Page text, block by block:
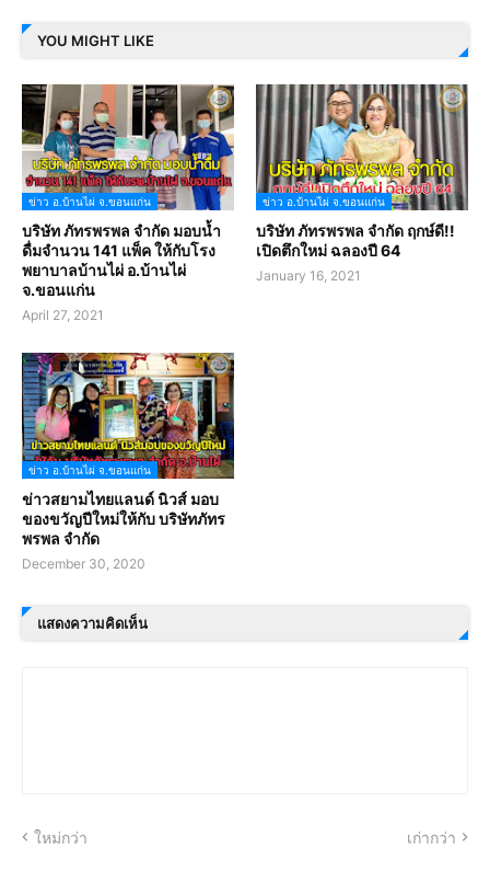
YOU MIGHT LIKE
ข่าว อ.บ้านไผ่ จ.ขอนแก่น
บริษัท ภัทรพรพล จำกัด มอบน้ำ
ดื่มจำนวน 141 แพ็ค ให้กับโรง
พยาบาลบ้านไผ่ อ.บ้านไผ่
จ.ขอนแก่น
April 27, 2021
ข่าว อ.บ้านไผ่ จ.ขอนแก่น
บริษัท ภัทรพรพล จำกัด ฤกษ์ดี!!
เปิดตึกใหม่ ฉลองปี 64
January 16, 2021
ข่าว อ.บ้านไผ่ จ.ขอนแก่น
ข่าวสยามไทยแลนด์ นิวส์ มอบ
ของขวัญปีใหม่ให้กับ บริษัทภัทร
พรพล จำกัด
December 30, 2020
แสดงความคิดเห็น
ใหม่กว่า เก่ากว่า